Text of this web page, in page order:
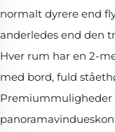
normalt dyrere end
anderledes end den
Hver rum har en 2-
med bord, fuld
Premiummuligheder